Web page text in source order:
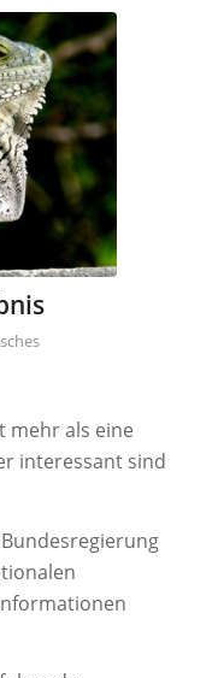
mehr als eine
interessant sind